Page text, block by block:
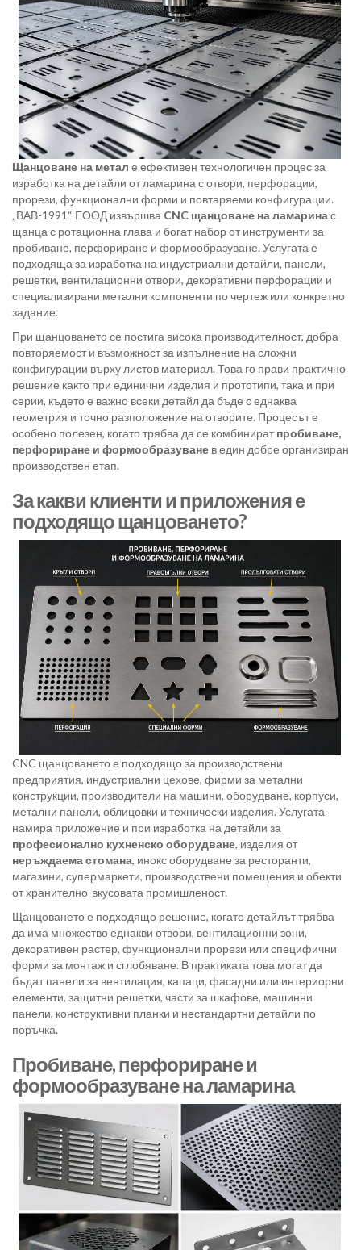
Щанцоване на метал е ефективен технологичен процес за
изработка на детайли от ламарина с отвори, перфорации,
прорези, функционални форми и повтаряеми конфигурации.
„ВАВ-1991“ ЕООД извършва CNC щанцоване на ламаринас
щанца с ротационна глава и богат набор от инструменти за
пробиване, перфориране и формообразуване. Услугата е
подходяща за изработка на индустриални детайли, панели,
решетки, вентилационни отвори, декоративни перфорации и
специализирани метални компоненти по чертеж или конкретно
задание.
При щанцоването се постига висока производителност, добра
повторяемост и възможност за изпълнение на сложни
конфигурации върху листов материал. Това го прави практично
решение както при единични изделия и прототипи, така и при
серии, където е важно всеки детайл да бъде с еднаква
геометрия и точно разположение на отворите. Процесът е
особено полезен, когато трябва да се комбиниратпробиване,
перфориране и формообразуване в един добре организиран
производствен етап.
За какви клиенти и приложения е
подходящо щанцоването?
CNC щанцоването е подходящо за производствени
предприятия, индустриални цехове, фирми за метални
конструкции, производители на машини, оборудване, корпуси,
метални панели, облицовки и технически изделия. Услугата
намира приложение и при изработка на детайли за
професионално кухненско оборудване, изделия от
неръждаема стомана, инокс оборудване за ресторанти,
магазини, супермаркети, производствени помещения и обекти
от хранително-вкусовата промишленост.
Щанцоването е подходящо решение, когато детайлът трябва
да има множество еднакви отвори, вентилационни зони,
декоративен растер, функционални прорези или специфични
форми за монтаж и сглобяване. В практиката това могат да
бъдат панели за вентилация, капаци, фасадни или интериорни
елементи, защитни решетки, части за шкафове, машинни
панели, конструктивни планки и нестандартни детайли по
поръчка.
Пробиване, перфориране и
формообразуване на ламарина